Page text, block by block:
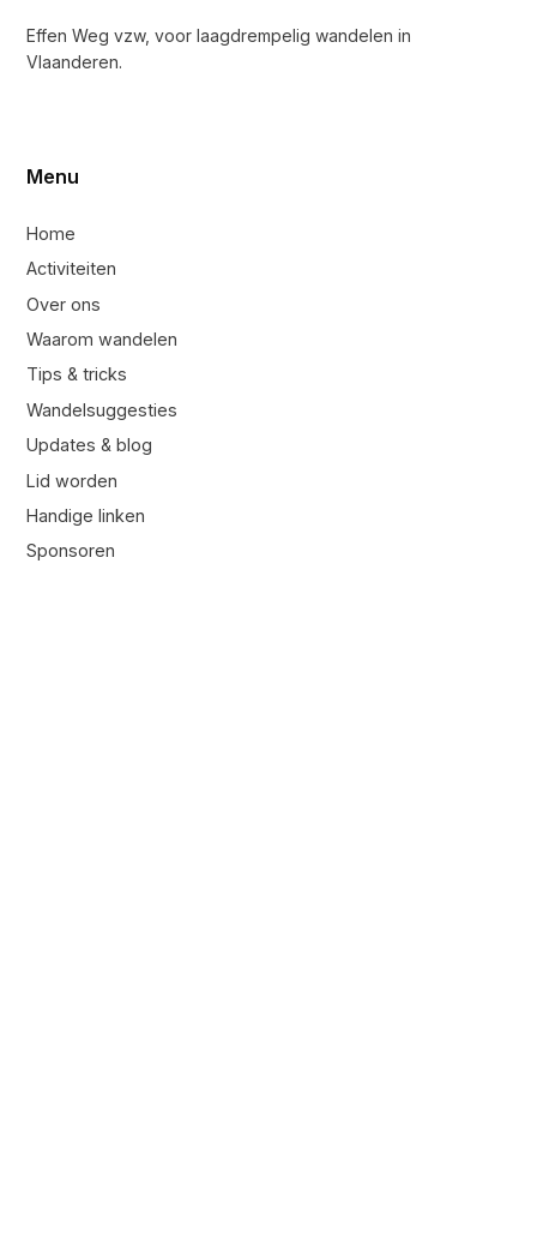
Effen Weg vzw, voor laagdrempelig wandelen in
Vlaanderen.
Menu
Home
Activiteiten
Over ons
Waarom wandelen
Tips & tricks
Wandelsuggesties
Updates & blog
Lid worden
Handige linken
Sponsoren